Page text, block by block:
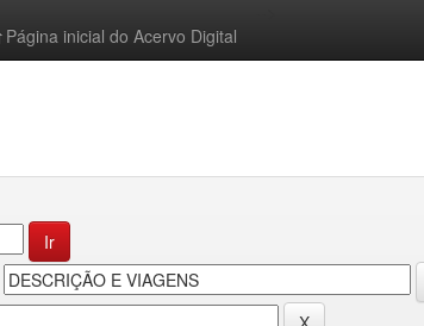
Página inicial do Acervo Digital